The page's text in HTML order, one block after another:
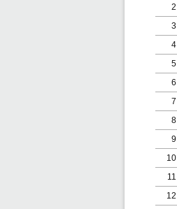
2
3
4
5
6
7
8
9
10
11
12